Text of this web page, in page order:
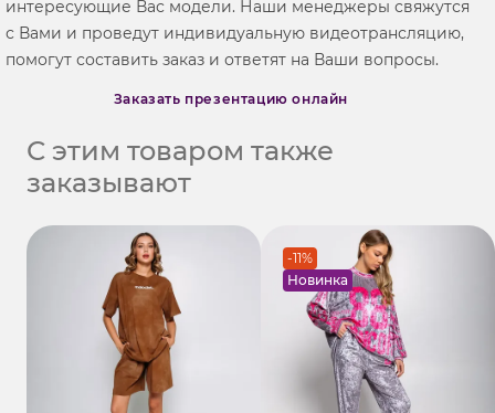
интересующие Вас модели. Наши менеджеры свяжутся
с Вами и проведут индивидуальную видеотрансляцию,
помогут составить заказ и ответят на Ваши вопросы.
Заказать презентацию онлайн
С этим товаром также
заказывают
-11%
Новинка